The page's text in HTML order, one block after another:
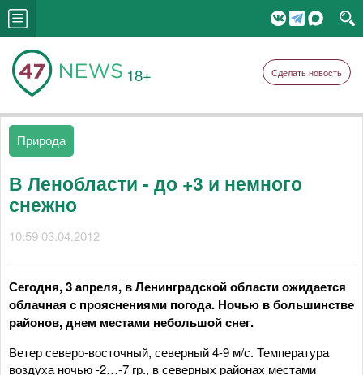
18+ Сделать новость
Природа
В Ленобласти - до +3 и немного
снежно
10:59 03.04.2012
Сегодня, 3 апреля, в Ленинградской области ожидается
облачная с прояснениями погода. Ночью в большинстве
районов, днем местами небольшой снег.
Ветер северо-восточный, северный 4-9 м/с. Температура
воздуха ночью -2…-7 гр., в северных районах местами